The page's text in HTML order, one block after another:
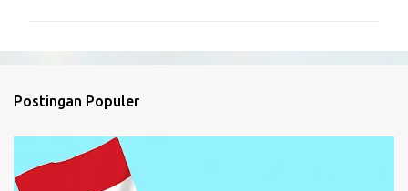
Postingan Populer